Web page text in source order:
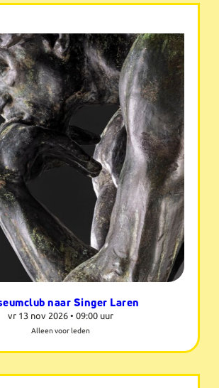
naar Singer Laren
vr 13 nov 2026 • 09:00 uur
Alleen voor leden